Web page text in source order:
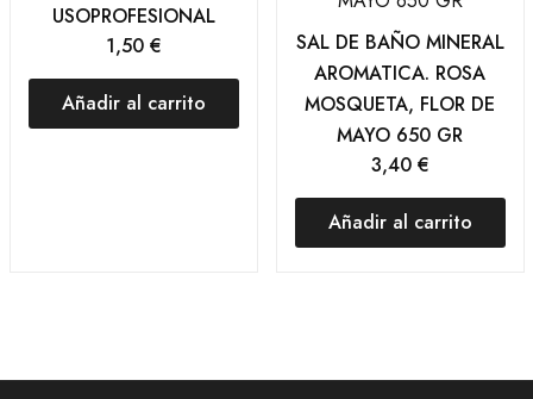
USOPROFESIONAL
1,50 €
Añadir al carrito
SAL DE BAÑO MINERAL
AROMATICA. ROSA
MOSQUETA, FLOR DE
MAYO 650 GR
3,40 €
Añadir al carrito